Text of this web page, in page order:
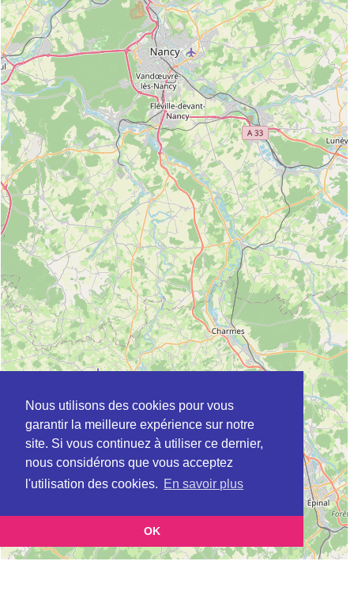
Nous utilisons des cookies pour vous
garantir la meilleure expérience sur notre
site. Si vous continuez à utiliser ce dernier,
nous considérons que vous acceptez
l'utilisation des cookies. En savoir plus
OK